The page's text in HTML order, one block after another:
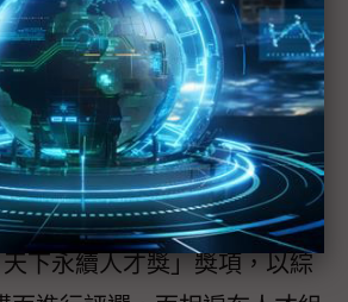
引超過200家指標企業參與的
考國際指標和評估方法，綜
括「公司治理」、「企業承
」和「環境永續」，每年評
續百強企業。此外，人才永
至關重要的一部分，因此從
下永續人才獎」獎項，以綜